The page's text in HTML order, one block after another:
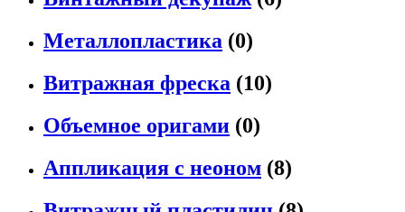
Металлопластика (0)
Витражная фреска (10)
Объемное оригами (0)
Аппликация с неоном (8)